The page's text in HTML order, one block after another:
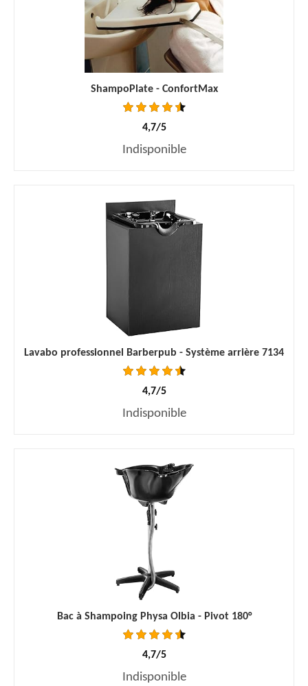
ShampoPlate - ConfortMax
4,7/5
Indisponible
Lavabo professionnel Barberpub - Système arrière 7134
4,7/5
Indisponible
Bac à Shampoing Physa Olbia - Pivot 180°
4,7/5
Indisponible